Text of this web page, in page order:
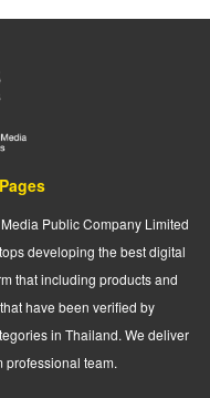
Public Company Limited
developing the best digital
that including products and
have been verified by
in Thailand. We deliver
professional team.